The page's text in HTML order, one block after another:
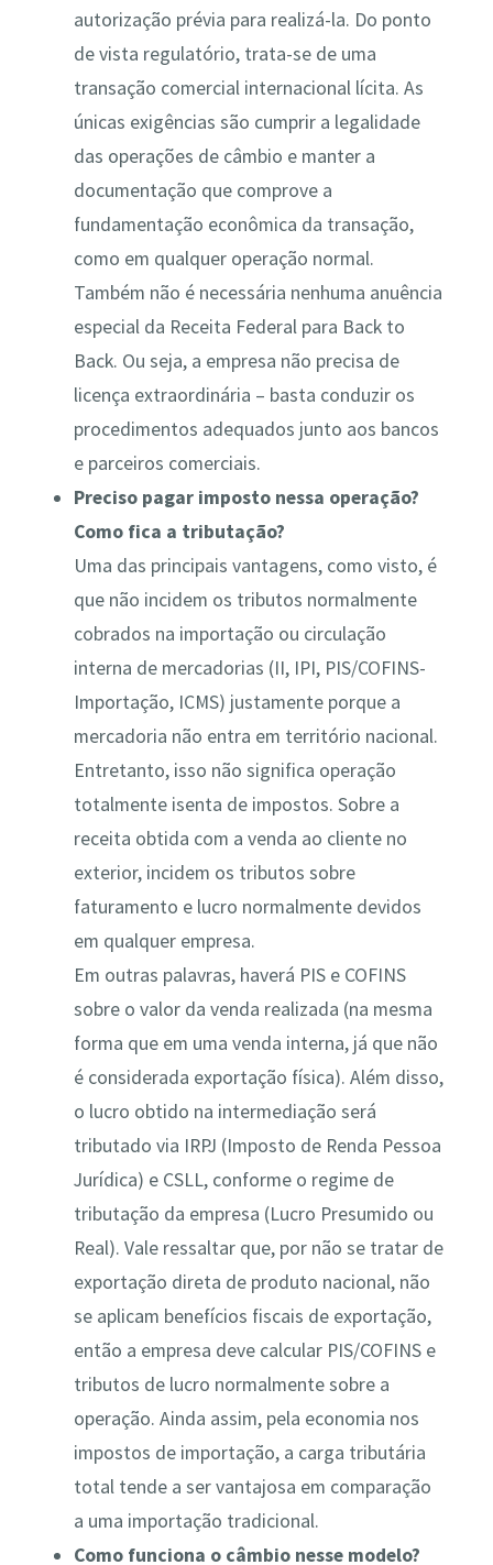
autorização prévia para realizá-la​. Do ponto
de vista regulatório, trata-se de uma
transação comercial internacional lícita. As
únicas exigências são cumprir a legalidade
das operações de câmbio e manter a
documentação que comprove a
fundamentação econômica da transação,
como em qualquer operação normal​.
Também não é necessária nenhuma anuência
especial da Receita Federal para Back to
Back​. Ou seja, a empresa não precisa de
licença extraordinária – basta conduzir os
procedimentos adequados junto aos bancos
e parceiros comerciais.
Preciso pagar imposto nessa operação?
Como fica a tributação?
Uma das principais vantagens, como visto, é
que não incidem os tributos normalmente
cobrados na importação ou circulação
interna de mercadorias (II, IPI, PIS/COFINS-
Importação, ICMS) justamente porque a
mercadoria não entra em território nacional​.
Entretanto, isso não significa operação
totalmente isenta de impostos. Sobre a
receita obtida com a venda ao cliente no
exterior, incidem os tributos sobre
faturamento e lucro normalmente devidos
em qualquer empresa.
Em outras palavras, haverá PIS e COFINS
sobre o valor da venda realizada (na mesma
forma que em uma venda interna, já que não
é considerada exportação física)​. Além disso,
o lucro obtido na intermediação será
tributado via IRPJ (Imposto de Renda Pessoa
Jurídica) e CSLL, conforme o regime de
tributação da empresa (Lucro Presumido ou
Real)​. Vale ressaltar que, por não se tratar de
exportação direta de produto nacional, não
se aplicam benefícios fiscais de exportação,
então a empresa deve calcular PIS/COFINS e
tributos de lucro normalmente sobre a
operação. Ainda assim, pela economia nos
impostos de importação, a carga tributária
total tende a ser vantajosa em comparação
a uma importação tradicional.
Como funciona o câmbio nesse modelo?